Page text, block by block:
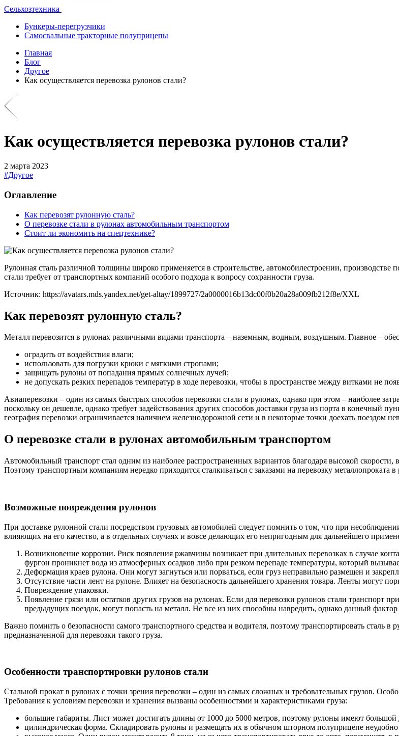
Сельхозтехника
Бункеры-перегрузчики
Самосвальные тракторные полуприцепы
Главная
Блог
Другое
Как осуществляется перевозка рулонов стали?
Как осуществляется перевозка рулонов стали?
2 марта 2023
#Другое
Оглавление
Как перевозят рулонную сталь?
О перевозке стали в рулонах автомобильным транспортом
Стоит ли экономить на спецтехнике?
Рулонная сталь различной толщины широко применяется в строительстве, автомобилестроении,
стали требует от транспортных компаний особого подхода к вопросу сохранности груза.
Источник: https://avatars.mds.yandex.net/get-altay/1899727/2a0000016b13dc00f0b20a28a009fb212f8e/XXL
Как перевозят рулонную сталь?
Металл перевозится в рулонах различными видами транспорта – наземным, водным, воздушным. Главное –
оградить от воздействия влаги;
использовать для погрузки крюки с мягкими стропами;
защищать рулоны от попадания прямых солнечных лучей;
не допускать резких перепадов температур в ходе перевозки, чтобы в пространстве между витками не
Авиаперевозки – один из самых быстрых способов перевозки стали в рулонах, однако при этом – наиболее
поскольку он дешевле, однако требует задействования других способов доставки груза из порта в конечный
география перевозки ограничивается наличием железнодорожной сети и в некоторые точки доехать поездом
О перевозке стали в рулонах автомобильным транспортом
Автомобильный транспорт стал одним из наиболее распространенных вариантов благодаря высокой
Поэтому транспортным компаниям нередко приходится сталкиваться с заказами на перевозку металлопроката в
Возможные повреждения рулонов
При доставке рулонной стали посредством грузовых автомобилей следует помнить о том, что при
влияющих на его качество, а в отдельных случаях и вовсе делающих его непригодным для дальнейшего
Возникновение коррозии. Риск появления ржавчины возникает при длительных перевозках в случае
фургон проникнет вода из атмосферных осадков либо при резком перепаде температуры, который
Деформация краев рулона. Они могут загнуться или порваться, если груз неправильно размещен и
Отсутствие части лент на рулоне. Влияет на безопасность дальнейшего хранения товара. Ленты могут
Повреждение упаковки.
Появление грязи или остатков других грузов на рулонах. Если для перевозки рулонов стали транспорт
предыдущих поездок, могут попасть на металл. Не все из них способны навредить, однако данный фактор
Важно помнить о безопасности самого транспортного средства и водителя, поэтому транспортировать сталь
предназначенной для перевозки такого груза.
Особенности транспортировки рулонов стали
Стальной прокат в рулонах с точки зрения перевозки – один из самых сложных и требовательных грузов.
Требования к условиям перевозки и хранения вызваны особенностями и характеристиками груза:
большие габариты. Лист может достигать длины от 1000 до 5000 метров, поэтому рулоны имеют
цилиндрическая форма. Складировать рулоны и размещать их в обычном шторном полуприцепе